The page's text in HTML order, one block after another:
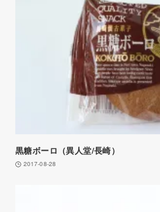
黒糖ボーロ（異人堂/長崎）
2017-08-28